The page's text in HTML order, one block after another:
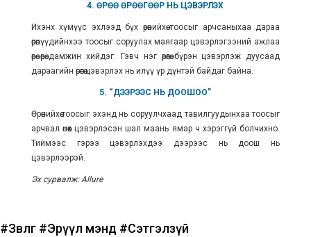
4. ӨРӨӨ ӨРӨӨГӨӨР НЬ ЦЭВЭРЛЭХ
Ихэнх хүмүүс эхлээд бүх өрөөнийхөө тоосыг арчсаныхаа дараа
өрөөнүүдийнхээ тоосыг соруулах маягаар цэвэрлэгээний ажлаа
өрөө өрөө дамжин хийдэг. Гэвч нэг өрөөгөө бүрэн цэвэрлэж дуусаад
дараагийн өрөөгөө цэвэрлэх нь илүү үр дүнтэй байдаг байна.
5. “ДЭЭРЭЭС НЬ ДООШОО”
Өрөөнийхөө тоосыг эхэнд нь соруулчхаад тавилгуудынхаа тоосыг
арчвал өнөөх цэвэрлэсэн шал маань ямар ч хэрэггүй болчихно.
Тиймээс гэрээ цэвэрлэхдээ дээрээс нь доош нь
цэвэрлээрэй.
Эх сурвалж: Allure
#Зөвлөгөө #Эрүүл мэнд #Сэтгэлзүй